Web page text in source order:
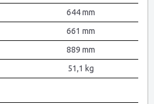
644 mm
661 mm
889 mm
51,1 kg